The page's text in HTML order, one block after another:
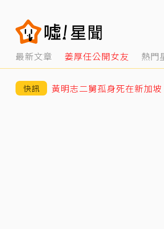
最新文章 姜厚任公開女友 熱門
快訊